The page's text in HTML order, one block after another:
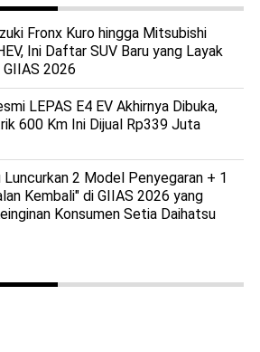
Fronx Kuro hingga Mitsubishi
Ini Daftar SUV Baru yang Layak
GIIAS 2026
LEPAS E4 EV Akhirnya Dibuka,
600 Km Ini Dijual Rp339 Juta
Luncurkan 2 Model Penyegaran + 1
Kembali" di GIIAS 2026 yang
Konsumen Setia Daihatsu